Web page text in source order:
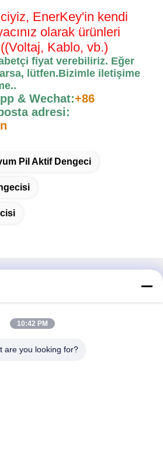
EnerKey'in kendi
olarak ürünleri
Kablo, vb.)
fiyat verebiliriz. Eğer
lütfen.Bizimle iletişime
.
& Wechat:+86
adresi:
Pil Aktif Dengeci
G, Guancheng Düşük Karbonlu Sanayi
518106
10:42 PM
are you looking for?